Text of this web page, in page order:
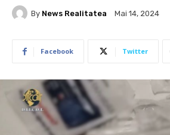
By News Realitatea Mai 14, 2024
Facebook Twitter